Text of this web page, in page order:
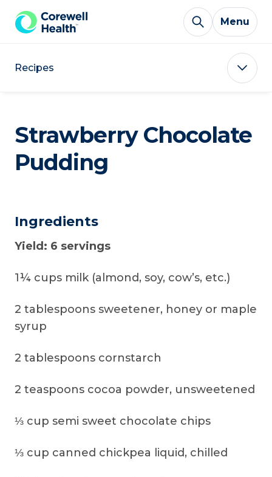
Skip to Content
Menu
Recipes
Strawberry Chocolate
Pudding
Ingredients
Yield: 6 servings
1¼ cups milk (almond, soy, cow’s, etc.)
2 tablespoons sweetener, honey or maple
syrup
2 tablespoons cornstarch
2 teaspoons cocoa powder, unsweetened
⅓ cup semi sweet chocolate chips
⅓ cup canned chickpea liquid, chilled